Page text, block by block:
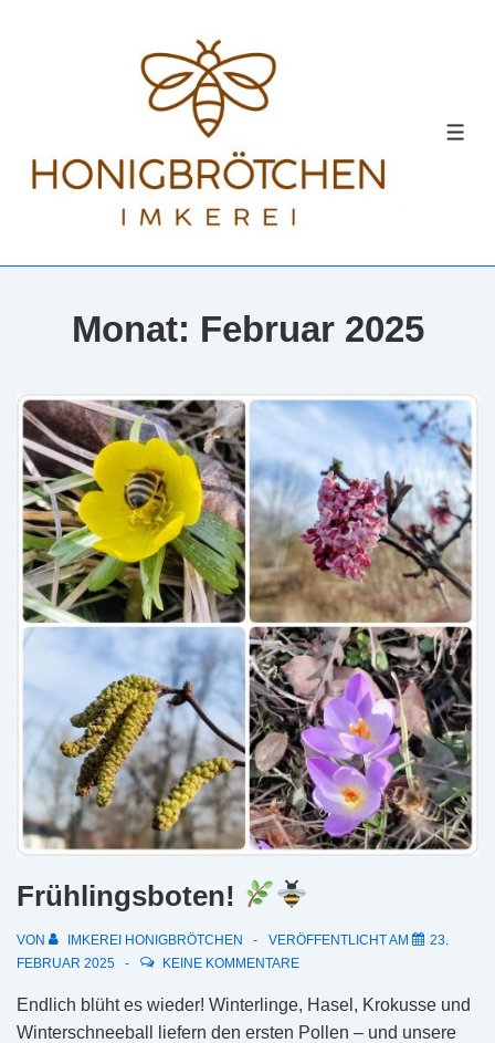
Monat: Februar 2025
Frühlingsboten!
VON IMKEREI HONIGBRÖTCHEN VERÖFFENTLICHT AM
23.
FEBRUAR 2025
KEINE KOMMENTARE
Endlich blüht es wieder! Winterlinge, Hasel, Krokusse und
Winterschneeball liefern den ersten Pollen – und unsere